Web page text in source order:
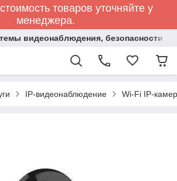
товаров уточняйте у
менеджера.
видеонаблюдения, безопасности и
IP-видеонаблюдение Wi-Fi IP-